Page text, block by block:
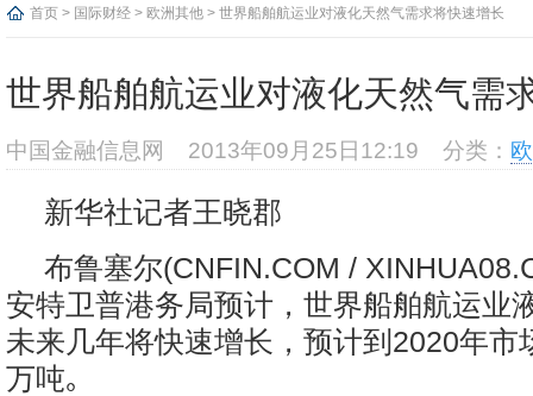
首页 > 国际财经 > 欧洲其他 > 世界船舶航运业对液化天然气需求将快速增长
世界船舶航运业对液化天然气需
中国金融信息网 2013年09月25日12:19 分类：
新华社记者王晓郡
布鲁塞尔(CNFIN.COM /
安特卫普港务局预计，世界船舶航运业
未来几年将快速增长，预计到2020年市
万吨｡